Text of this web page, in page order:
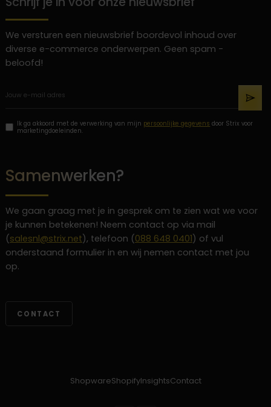
We versturen een nieuwsbrief boordevol inhoud over
diverse e-commerce onderwerpen. Geen spam -
beloofd!
Ik ga akkoord met de verwerking van mijn persoonlijke gegevens door Strix voor
marketingdoeleinden.
Samenwerken?
We gaan graag met je in gesprek om te zien wat we voor
je kunnen betekenen! Neem contact op via mail
(salesnl@strix.net), telefoon (088 648 0401) of vul
onderstaand formulier in en wij nemen contact met jou
op.
CONTACT
ShopwareShopifyInsightsContact